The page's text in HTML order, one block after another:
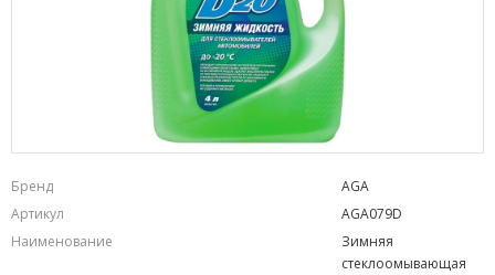
Бренд
AGA
Артикул
AGA079D
Наименование
Зимняя
стеклоомывающая